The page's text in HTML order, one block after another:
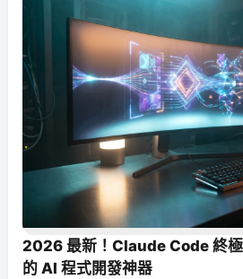
2026 最新！Claude Code 終
的 AI 程式開發神器